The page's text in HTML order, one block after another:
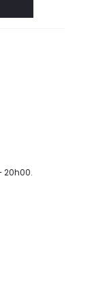
20h00.